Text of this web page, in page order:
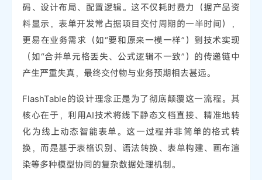
码、设计布局、配置逻辑。这不仅耗时费力（据产品资
料显示，表单开发常占据项目交付周期的一半时间），
更易在业务需求（如“要和原来一模一样”）到技术实现
（如“合并单元格丢失、公式逻辑不一致”）的传递链中
产生严重失真，最终交付物与业务预期相去甚远。
FlashTable的设计理念正是为了彻底颠覆这一流程。其
核心在于，利用AI技术将线下静态文档直接、精准地转
化为线上动态智能表单。这一过程并非简单的格式转
换，而是基于表格识别、语法转换、表单构建、画布渲
染等多种模型协同的复杂数据处理机制。